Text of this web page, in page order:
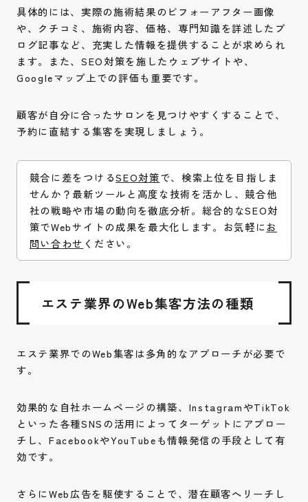
具体的には、実際の施術結果のビフォーアフター画像
や、クチコミ、施術内容、価格、専門知識を詳述したブ
ログ記事など、充実した情報を提供することが求められ
ます。また、SEO対策を施したウェブサイトや、
Googleマップ上での評価も重要です。
顧客が自分に合ったサロンを見つけやすくすることで、
予約に直結する集客を実現しましょう。
競合に差をつけるSEO対策で、検索上位を目指しま
せんか？最新ツールと高度な技術を活かし、競合他
社の戦略や市場の動向を徹底分析。総合的なSEO対
策でWebサイトの成果を最大化します。お気軽にお
問い合わせ ください。
エステ業界のWeb集客方法の種類
エステ業界でのWeb集客は多角的なアプローチが必要で
す。
効果的な自社ホームページの構築、InstagramやTikTok
といった各種SNSの活用によってターゲットにアプロー
チし、FacebookやYouTubeも情報発信の手段として有
効です。
さらにWeb広告を駆使することで、潜在顧客へリーチし